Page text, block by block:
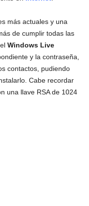
más actuales y una
de cumplir todas las
Windows Live
y la contraseña,
contactos, pudiendo
Cabe recordar
una llave RSA de 1024